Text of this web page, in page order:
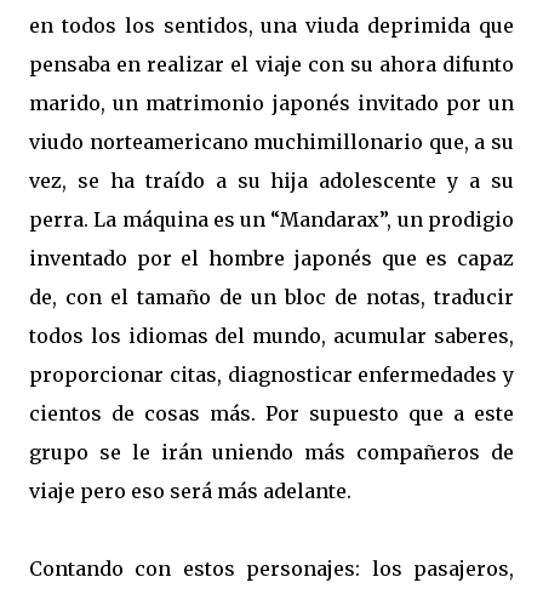
en todos los sentidos, una viuda deprimida que
pensaba en realizar el viaje con su ahora difunto
marido, un matrimonio japonés invitado por un
viudo norteamericano muchimillonario que, a su
vez, se ha traído a su hija adolescente y a su
perra. La máquina es un “Mandarax”, un prodigio
inventado por el hombre japonés que es capaz
de, con el tamaño de un bloc de notas, traducir
todos los idiomas del mundo, acumular saberes,
proporcionar citas, diagnosticar enfermedades y
cientos de cosas más. Por supuesto que a este
grupo se le irán uniendo más compañeros de
viaje pero eso será más adelante.
Contando con estos personajes: los pasajeros,